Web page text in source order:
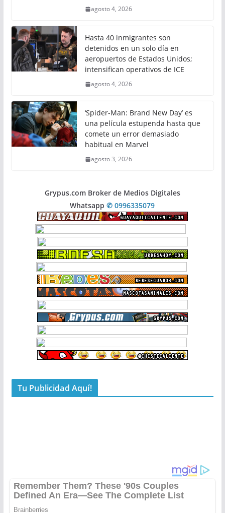
agosto 4, 2026
Hasta 40 inmigrantes son
detenidos en un solo día en
aeropuertos de Estados Unidos;
intensifican operativos de ICE
agosto 4, 2026
‘Spider-Man: Brand New Day’ es
una película estupenda hasta que
comete un error demasiado
habitual en Marvel
agosto 3, 2026
Grypus.com Broker de Medios Digitales
Whatsapp✆ 0996335079
Tu Publicidad Aquí!